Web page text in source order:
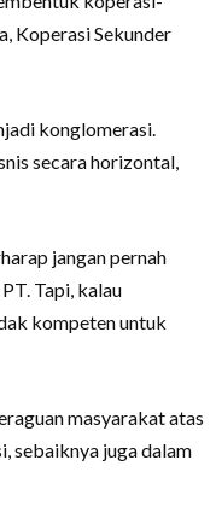
Koperasi Sekunder
konglomerasi.
secara horizontal,
jangan pernah
Tapi, kalau
kompeten untuk
masyarakat atas
sebaiknya juga dalam